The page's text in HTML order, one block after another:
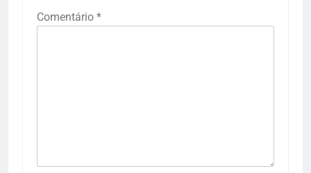
Comentário *